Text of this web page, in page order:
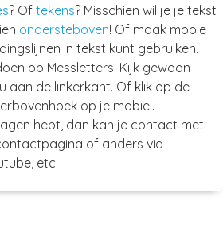
? Of tekens? Misschien wil je je tekst
ondersteboven! Of maak mooie
in tekst kunt gebruiken.
op Messletters! Kijk gewoon
aan de linkerkant. Of klik op de
op je mobiel.
hebt, dan kan je contact met
of anders via
etc.